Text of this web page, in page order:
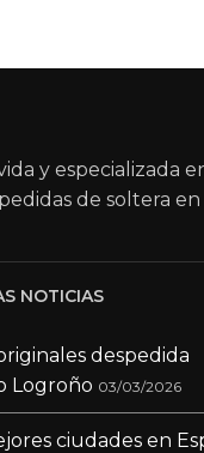
y especializada
de soltera
NOTICIAS
despedida
Logroño 03/03/2026
ciudades en